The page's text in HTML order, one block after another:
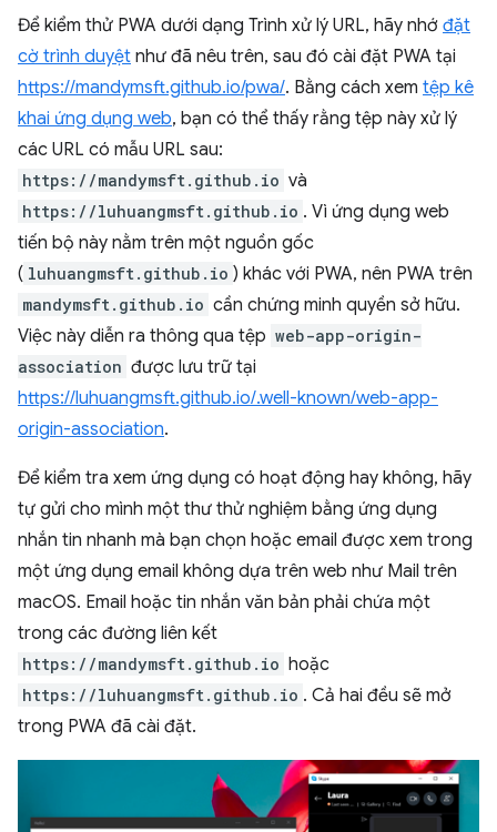
Để kiểm thử PWA dưới dạng Trình xử lý URL, hãy nhớ đặt
cờ trình duyệt như đã nêu trên, sau đó cài đặt PWA tại
https://mandymsft.github.io/pwa/. Bằng cách xem tệp kê
khai ứng dụng web, bạn có thể thấy rằng tệp này xử lý
các URL có mẫu URL sau:
https://mandymsft.github.io và
https://luhuangmsft.github.io . Vì ứng dụng web
tiến bộ này nằm trên một nguồn gốc
( luhuangmsft.github.io ) khác với PWA, nên PWA trên
mandymsft.github.io cần chứng minh quyền sở hữu.
Việc này diễn ra thông qua tệp web-app-origin-
association được lưu trữ tại
https://luhuangmsft.github.io/.well-known/web-app-
origin-association.
Để kiểm tra xem ứng dụng có hoạt động hay không, hãy
tự gửi cho mình một thư thử nghiệm bằng ứng dụng
nhắn tin nhanh mà bạn chọn hoặc email được xem trong
một ứng dụng email không dựa trên web như Mail trên
macOS. Email hoặc tin nhắn văn bản phải chứa một
trong các đường liên kết
https://mandymsft.github.io hoặc
https://luhuangmsft.github.io . Cả hai đều sẽ mở
trong PWA đã cài đặt.